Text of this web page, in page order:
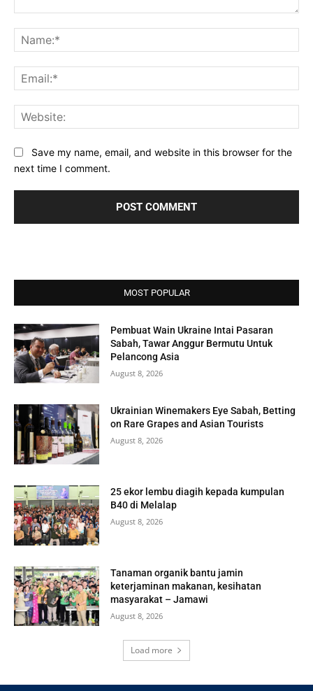
Save my name, email, and website in this browser for the
next time I comment.
MOST POPULAR
Pembuat Wain Ukraine Intai Pasaran
Sabah, Tawar Anggur Bermutu Untuk
Pelancong Asia
August 8, 2026
Ukrainian Winemakers Eye Sabah, Betting
on Rare Grapes and Asian Tourists
August 8, 2026
25 ekor lembu diagih kepada kumpulan
B40 di Melalap
August 8, 2026
Tanaman organik bantu jamin
keterjaminan makanan, kesihatan
masyarakat – Jamawi
August 8, 2026
Load more